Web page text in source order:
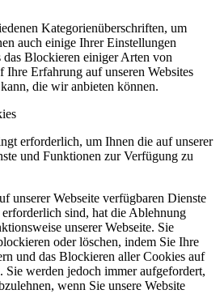
Kategorienüberschriften, um
auch einige Ihrer Einstellungen
das Blockieren einiger Arten von
Erfahrung auf unseren Websites
die wir anbieten können.
erforderlich, um Ihnen die auf unserer
und Funktionen zur Verfügung zu
unserer Webseite verfügbaren Dienste
sind, hat die Ablehnung
unserer Webseite. Sie
oder löschen, indem Sie Ihre
und das Blockieren aller Cookies auf
Sie werden jedoch immer aufgefordert,
wenn Sie unsere Website